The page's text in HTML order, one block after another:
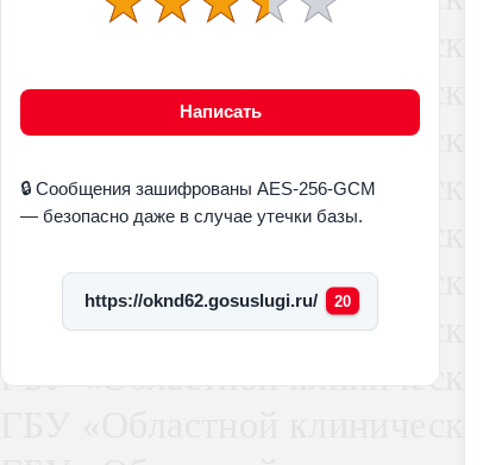
Написать
🔒 Сообщения зашифрованы AES-256-GCM
— безопасно даже в случае утечки базы.
https://oknd62.gosuslugi.ru/ 20